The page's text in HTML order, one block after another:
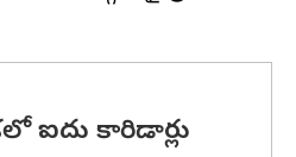
ఐదు కారిడార్లు